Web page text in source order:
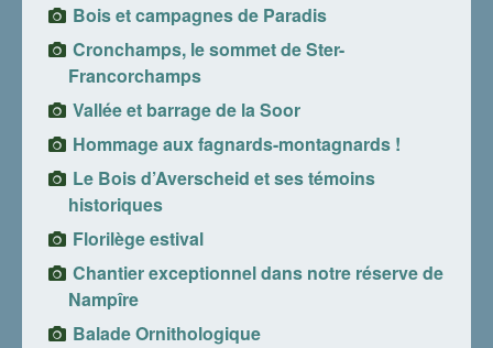
Bois et campagnes de Paradis
Cronchamps, le sommet de Ster-
Francorchamps
Vallée et barrage de la Soor
Hommage aux fagnards-montagnards !
Le Bois d’Averscheid et ses témoins
historiques
Florilège estival
Chantier exceptionnel dans notre réserve de
Nampîre
Balade Ornithologique